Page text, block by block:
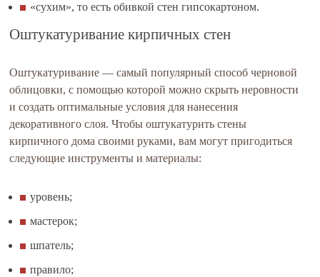
«сухим», то есть обивкой стен гипсокартоном.
Оштукатуривание кирпичных стен
Оштукатуривание — самый популярный способ черновой
облицовки, с помощью которой можно скрыть неровности
и создать оптимальные условия для нанесения
декоративного слоя. Чтобы оштукатурить стены
кирпичного дома своими руками, вам могут пригодиться
следующие инструменты и материалы:
уровень;
мастерок;
шпатель;
правило;